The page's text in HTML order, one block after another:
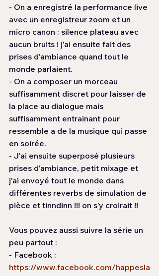
- On a enregistré la performance live
avec un enregistreur zoom et un
micro canon : silence plateau avec
aucun bruits ! j'ai ensuite fait des
prises d'ambiance quand tout le
monde parlaient.
- On a composer un morceau
suffisamment discret pour laisser de
la place au dialogue mais
suffisamment entrainant pour
ressemble a de la musique qui passe
en soirée.
- J'ai ensuite superposé plusieurs
prises d'ambiance, petit mixage et
j'ai envoyé tout le monde dans
différentes reverbs de simulation de
pièce et tinndinn !!! on s’y croirait !!
Vous pouvez aussi suivre la série un
peu partout :
- Facebook :
https://www.facebook.com/happesla